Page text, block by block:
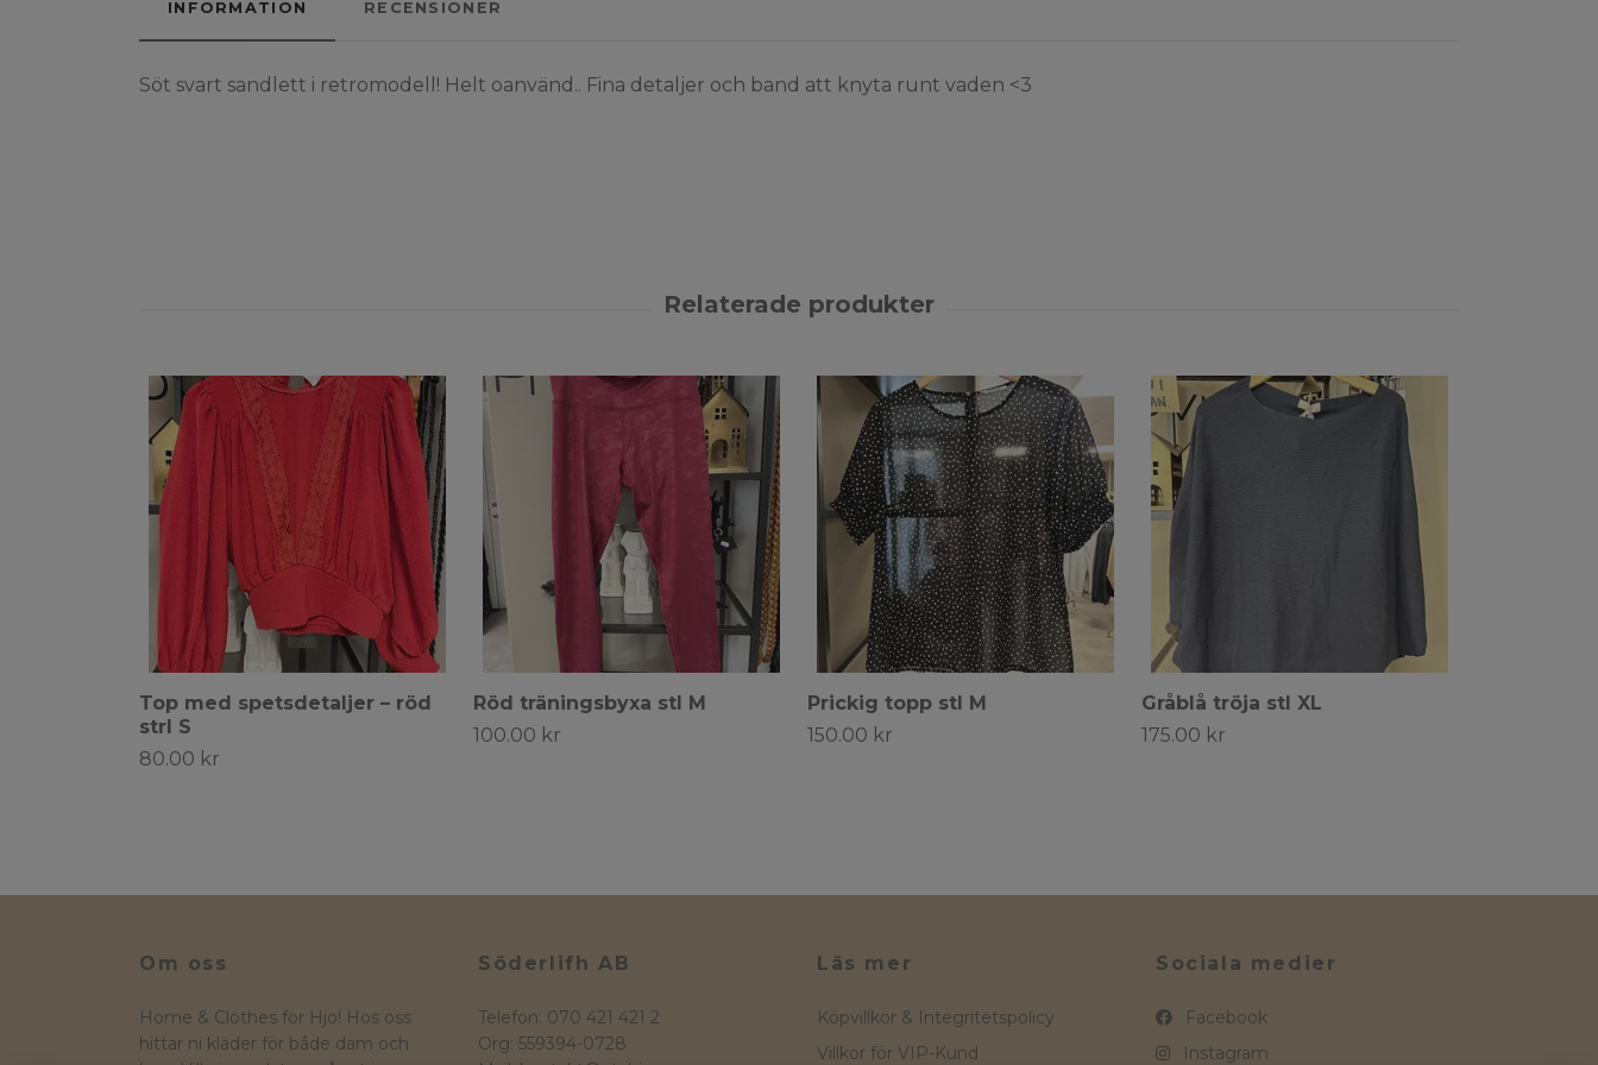
INFORMATION RECENSIONER
Söt svart sandlett i retromodell! Helt oanvänd.. Fina detaljer och band att knyta runt vaden <3
Top med spetsdetaljer – röd
strl S
80.00 kr
Röd träningsbyxa stl M
100.00 kr
Prickig topp stl M
150.00 kr
Gråblå tröja stl XL
175.00 kr
Om oss
Home & Clothes for Hjo! Hos oss
hittar ni kläder för både dam och
Söderlifh AB
Telefon: 070 421 421 2
Org: 559394-0728
Läs mer
Köpvillkor & Integritetspolicy
Villkor för VIP-Kund
Sociala medier
Facebook
Instagram